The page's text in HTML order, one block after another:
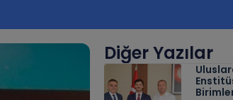
Diğer Yazılar